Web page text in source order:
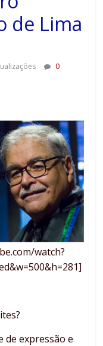
de Lima
0
watch?
de expressão e